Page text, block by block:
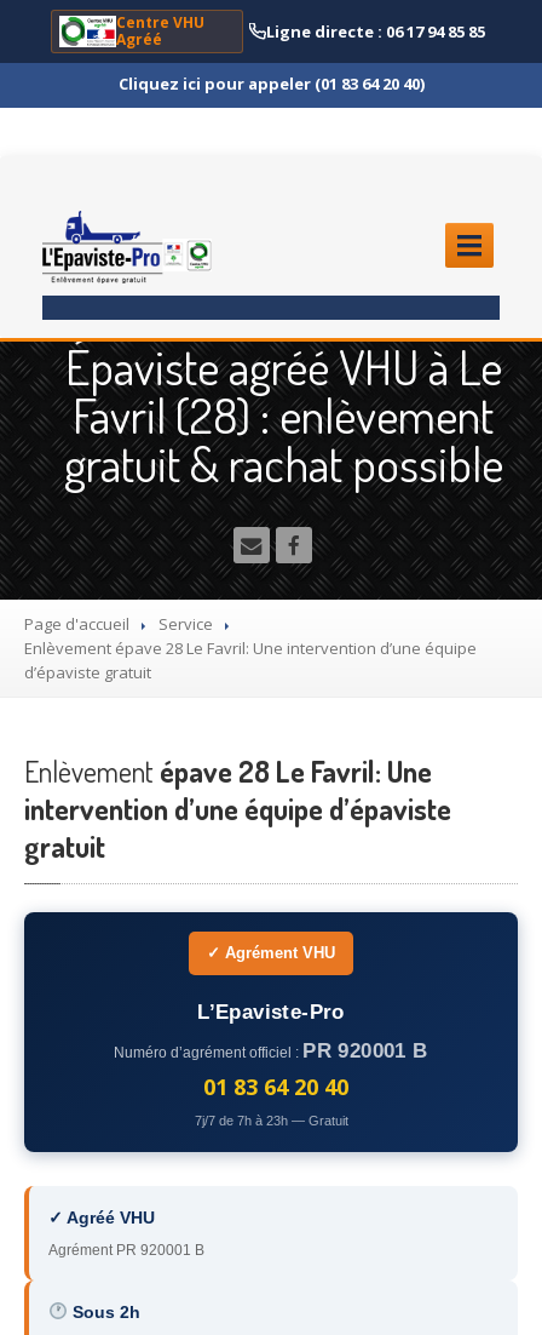
Centre VHU
Agréé
Ligne directe : 06 17 94 85 85
Cliquez ici pour appeler (01 83 64 20 40)
ENLÈVEMENT ÉPAVE
Quoi?
Scooteret Moto
Camion
et Poids Lourd
Utilitaire
Démolisseuragrée VHU gratuit
Mettreà la casse sa voiture
Recyclagevoiture usagée gratuit
Destructionde voiture agréé
Epaviste
Rachatvoiture accidentée
– Seine-et-Marne
– Yvelines
92– Hauts-de-Seine
93 – Seine-Saint-Denis
94– Val-de-Marne
95 – Val d’Oise
Épaviste agréé VHU à Le
Favril (28) : enlèvement
gratuit & rachat possible
Page d'accueil
Service
Enlèvement épave 28 Le Favril: Une intervention d’une équipe
d’épaviste gratuit
Enlèvement épave 28 Le Favril: Une
intervention d’une équipe d’épaviste
gratuit
✓ Agrément VHU
L’Epaviste-Pro
Numéro d’agrément officiel : PR 920001 B
01 83 64 20 40
7j/7 de 7h à 23h — Gratuit
✓ Agréé VHU
Agrément PR 920001 B
Sous 2h